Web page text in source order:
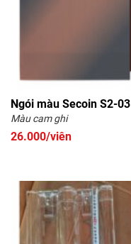
Ngói màu Secoin S2-03
Màu cam ghi
26.000/viên